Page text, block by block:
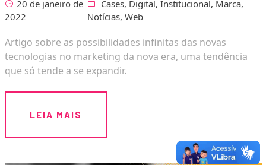
20 de janeiro de
2022
Cases, Digital,Institucional, Marca,
Notícias,Web
Artigo sobre as possibilidades infinitas das novas
tecnologias no marketing da nova era, uma tendência
que só tende a se expandir.
LEIA MAIS